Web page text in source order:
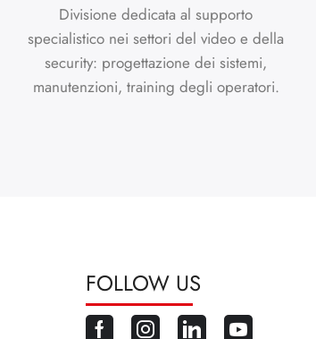
Divisione dedicata al supporto
specialistico nei settori del video e della
security: progettazione dei sistemi,
manutenzioni, training degli operatori.
FOLLOW US